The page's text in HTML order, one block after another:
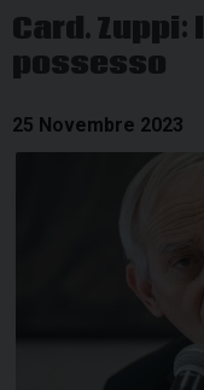
Card. Zuppi:
possesso
25 Novembre 2023